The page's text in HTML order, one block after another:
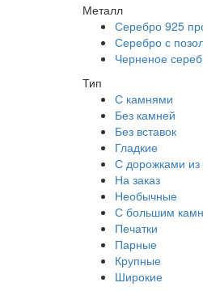
Металл
Серебро 925
Серебро с
Черненое
Тип
С камнями
Без камней
Без вставок
Гладкие
С дорожками из
На заказ
Необычные
С большим
Печатки
Парные
Крупные
Широкие